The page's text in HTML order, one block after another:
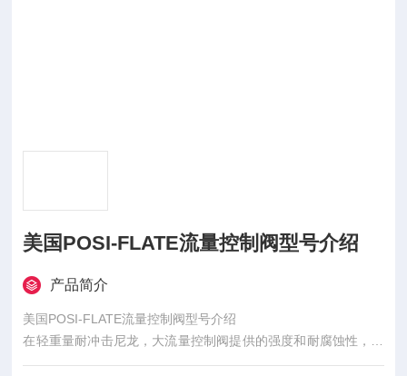
美国POSI-FLATE流量控制阀型号介绍
产品简介
美国POSI-FLATE流量控制阀型号介绍
在轻重量耐冲击尼龙，大流量控制阀提供的强度和耐腐蚀性，使
其成为理想的使用在数百个不同的应用。简单的施工，与可拆卸